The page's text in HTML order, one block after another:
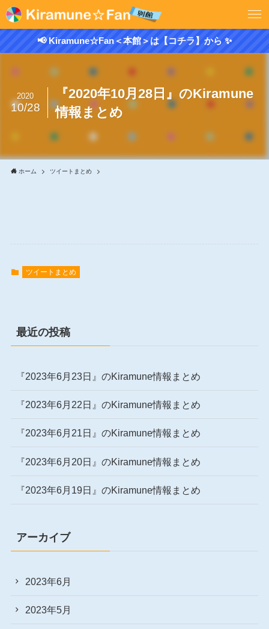
📢 Kiramune☆Fan＜本館＞は【コチラ】から ✨
『2020年10月28日』のKiramune
情報まとめ
2020
10/28
ホーム ツイートまとめ
ツイートまとめ
最近の投稿
『2023年6月23日』のKiramune情報まとめ
『2023年6月22日』のKiramune情報まとめ
『2023年6月21日』のKiramune情報まとめ
『2023年6月20日』のKiramune情報まとめ
『2023年6月19日』のKiramune情報まとめ
アーカイブ
2023年6月
2023年5月